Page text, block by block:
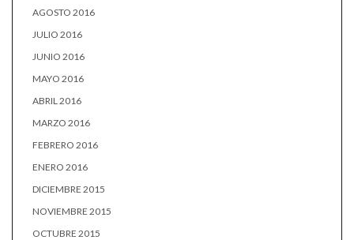
AGOSTO 2016
JULIO 2016
JUNIO 2016
MAYO 2016
ABRIL 2016
MARZO 2016
FEBRERO 2016
ENERO 2016
DICIEMBRE 2015
NOVIEMBRE 2015
OCTUBRE 2015